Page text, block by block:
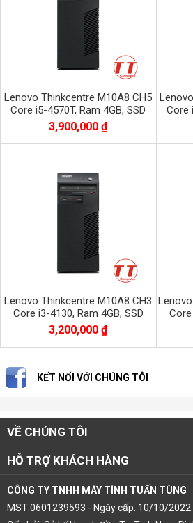
Lenovo Thinkcentre M10A8 CH5
Core i5-4570T, Ram 4GB, SSD
120GB + HDD 500GB
3,900,000 ₫
Core
Lenovo Thinkcentre M10A8 CH3
Core i3-4130, Ram 4GB, SSD
120Gb + HDD 500GB
3,200,000 ₫
Core
KẾT NỐI VỚI CHÚNG TÔI
VỀ CHÚNG TÔI
HỖ TRỢ KHÁCH HÀNG
CÔNG TY TNHH MÁY TÍNH TUẤN TÙNG
MST:0601239593 - Ngày cấp: 10/10/2022